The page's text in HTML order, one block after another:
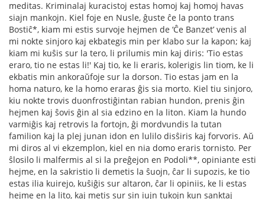
meditas. Kriminalaj kuracistoj estas homoj kaj homoj havas
siajn mankojn. Kiel foje en Nusle, ĝuste ĉe la ponto trans
Bostiĉ*, kiam mi estis survoje hejmen de ‘Ĉe Banzet’ venis al
mi nokte sinjoro kaj ekbategis min per klabo sur la kapon; kaj
kiam mi kuŝis sur la tero, li prilumis min kaj diris: 'Tio estas
eraro, tio ne estas li!' Kaj tio, ke li eraris, kolerigis lin tiom, ke li
ekbatis min ankoraŭfoje sur la dorson. Tio estas jam en la
homa naturo, ke la homo eraras ĝis sia morto. Kiel tiu sinjoro,
kiu nokte trovis duonfrostiĝintan rabian hundon, prenis ĝin
hejmen kaj ŝovis ĝin al sia edzino en la liton. Kiam la hundo
varmiĝis kaj retrovis la fortojn, ĝi mordvundis la tutan
familion kaj la plej junan idon en lulilo disŝiris kaj forvoris. Aŭ
mi diros al vi ekzemplon, kiel en nia domo eraris tornisto. Per
ŝlosilo li malfermis al si la preĝejon en Podoli**, opiniante esti
hejme, en la sakristio li demetis la ŝuojn, ĉar li supozis, ke tio
estas ilia kuirejo, kuŝiĝis sur altaron, ĉar li opiniis, ke li estas
hejme en la lito, kaj metis sur sin iujn tukojn kun sanktaj